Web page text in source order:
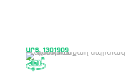
ԱՐՏ. 1301909